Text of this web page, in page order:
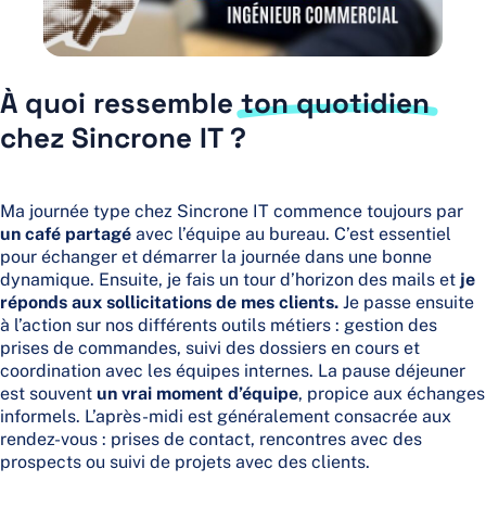
À quoi ressembleton quotidien
chez Sincrone IT ?
Ma journée type chez Sincrone IT commence toujours par
un café partagé avec l’équipe au bureau. C’est essentiel
pour échanger et démarrer la journée dans une bonne
dynamique. Ensuite, je fais un tour d’horizon des mails et je
réponds aux sollicitations de mes clients. Je passe ensuite
à l’action sur nos différents outils métiers : gestion des
prises de commandes, suivi des dossiers en cours et
coordination avec les équipes internes. La pause déjeuner
est souvent un vrai moment d’équipe, propice aux échanges
informels. L’après-midi est généralement consacrée aux
rendez-vous : prises de contact, rencontres avec des
prospects ou suivi de projets avec des clients.